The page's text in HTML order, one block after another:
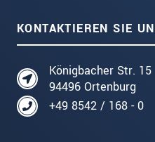
KONTAKTIEREN SIE
Königbacher Str. 15
94496 Ortenburg
+49 8542 / 168 - 0